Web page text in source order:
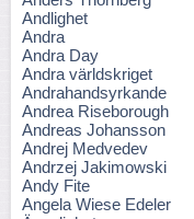
Andlighet
Andra
Andra Day
Andra världskriget
Andrahandsyrkande
Andrea Riseborough
Andreas Johansson
Andrej Medvedev
Andrzej Jakimowski
Andy Fite
Angela Wiese Edeler